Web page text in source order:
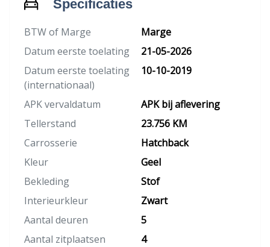
Specificaties
BTW of Marge
Marge
Datum eerste toelating
21-05-2026
Datum eerste toelating
(internationaal)
10-10-2019
APK vervaldatum
APK bij aflevering
Tellerstand
23.756 KM
Carrosserie
Hatchback
Kleur
Geel
Bekleding
Stof
Interieurkleur
Zwart
Aantal deuren
5
Aantal zitplaatsen
4